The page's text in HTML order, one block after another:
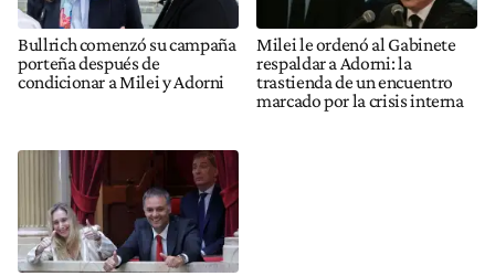
Bullrich comenzó su campaña
porteña después de
condicionar a Milei y Adorni
Milei le ordenó al Gabinete
respaldar a Adorni: la
trastienda de un encuentro
marcado por la crisis interna